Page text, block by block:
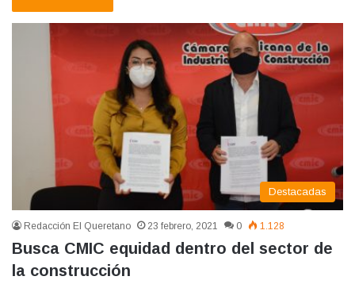
Destacadas
Redacción El Queretano 23 febrero, 2021 0 1.128
Busca CMIC equidad dentro del sector de
la construcción